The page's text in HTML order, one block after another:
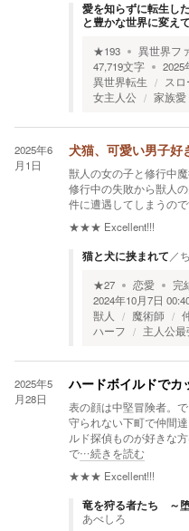
愛を知らずに転生し
と豊かな世界に変え
★193 異世界フ
47,719文字 2025
異世界転生
ス
女主人公
家族愛
2025年6
月1日
犬猫、可愛い男子好
獣人の女の子と修行中
修行中の失敗から獣人
件に遭遇してしまうの
★★★ Excellent!!!
猫と犬に挟まれて ／
★27 恋愛 完
2024年10月7日
獣人
魔術師
ハーフ
主人公
2025年5
月28日
ハードボイルドでカ
表の顔は中堅冒険者。
守られない下町で仲間
ルド探偵ものが好きな
で…続きを読む
★★★ Excellent!!!
竜を狩る者たち ～
あべしろ